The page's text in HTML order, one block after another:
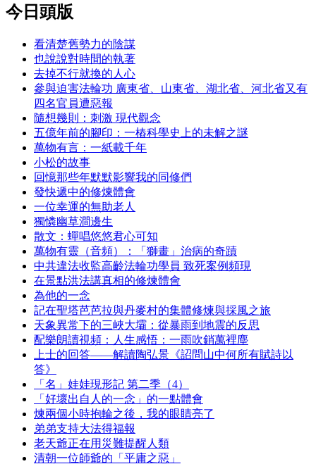
今日頭版
看清楚舊勢力的陰謀
也說說對時間的執著
去掉不行就換的人心
參與迫害法輪功 廣東省、山東省、湖北省、河北省又有
四名官員遭惡報
隨想幾則：刺激 現代觀念
五億年前的腳印：一樁科學史上的未解之謎
萬物有言：一紙載千年
小松的故事
回憶那些年默默影響我的同修們
發快遞中的修煉體會
一位幸運的無助老人
獨憐幽草澗邊生
散文：蟬唱悠悠君心可知
萬物有靈（音頻）：「獅畫」治病的奇蹟
中共違法收監高齡法輪功學員 致死案例頻現
在景點洪法講真相的修煉體會
為他的一念
記在聖塔芭芭拉與丹麥村的集體修煉與採風之旅
天象異常下的三峽大壩：從暴雨到地震的反思
配樂朗讀視頻：人生感悟：一雨吹銷萬裡塵
上士的回答——解讀陶弘景《詔問山中何所有賦詩以
答》
「名」娃娃現形記 第二季（4）
「好壞出自人的一念」的一點體會
煉兩個小時抱輪之後，我的眼睛亮了
弟弟支持大法得福報
老天爺正在用災難提醒人類
清朝一位師爺的「平庸之惡」